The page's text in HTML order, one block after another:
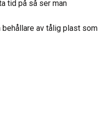
tid på så ser man
av tålig plast som